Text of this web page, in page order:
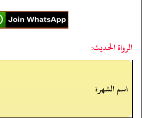
الرواة الحديث:
اسم الشهرة